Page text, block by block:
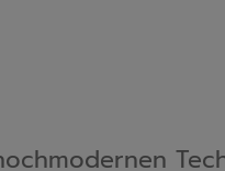
scharfe